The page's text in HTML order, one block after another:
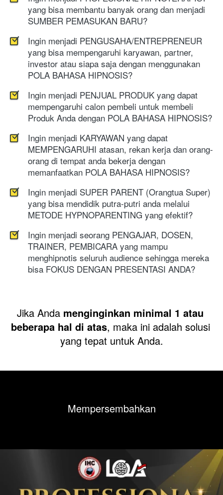
yang bisa membantu banyak orang dan menjadi
SUMBER PEMASUKAN BARU?
Ingin menjadi PENGUSAHA/ENTREPRENEUR
yang bisa mempengaruhi karyawan, partner,
investor atau siapa saja dengan menggunakan
POLA BAHASA HIPNOSIS?
Ingin menjadi PENJUAL PRODUK yang dapat
mempengaruhi calon pembeli untuk membeli
Produk Anda dengan POLA BAHASA HIPNOSIS?
Ingin menjadi KARYAWAN yang dapat
MEMPENGARUHI atasan, rekan kerja dan orang-
orang di tempat anda bekerja dengan
memanfaatkan POLA BAHASA HIPNOSIS?
Ingin menjadi SUPER PARENT (Orangtua Super)
yang bisa mendidik putra-putri anda melalui
METODE HYPNOPARENTING yang efektif?
Ingin menjadi seorang PENGAJAR, DOSEN,
TRAINER, PEMBICARA yang mampu
menghipnotis seluruh audience sehingga mereka
bisa FOKUS DENGAN PRESENTASI ANDA?
Jika Anda menginginkan minimal 1 atau
beberapa hal di atas, maka ini adalah solusi
yang tepat untuk Anda.
Mempersembahkan